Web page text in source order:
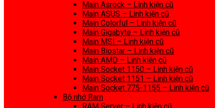
Main Asrock – Linh kiện cũ
Main ASUS – Linh kiện cũ
Main Colorful – Linh kiện cũ
Main Gigabyte – Linh kiện cũ
Main MSI – Linh kiện cũ
Main Biostar – Linh kiện cũ
Main AMD – Linh kiện cũ
Main Socket 1150 – Linh kiện cũ
Main Socket 1151 – Linh kiện cũ
Main Socket 775-1155 – Linh kiện cũ
Bộ nhớ Ram